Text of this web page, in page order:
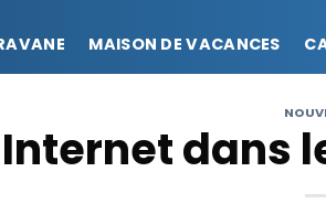
MAISON DE VACANCES
Internet dans